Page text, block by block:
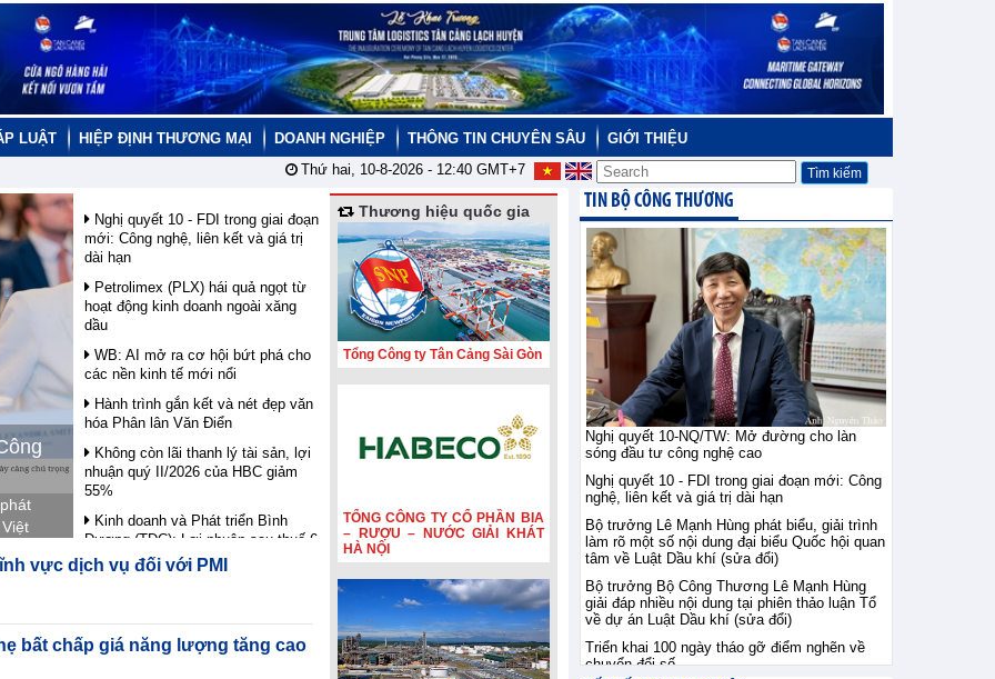
LUẬT HIỆP ĐỊNH THƯƠNG MẠI DOANH NGHIỆP THÔNG TIN CHUYÊN SÂU GIỚI THIỆU
Thứ hai, 10-8-2026 - 12:40GMT+7
tăng
Nghị quyết 10 - FDI trong giai đoạn
mới: Công nghệ, liên kết và giá trị
dài hạn
Petrolimex (PLX) hái quả ngọt từ
hoạt động kinh doanh ngoài xăng
dầu
WB: AI mở ra cơ hội bứt phá cho
các nền kinh tế mới nổi
Hành trình gắn kết và nét đẹp văn
hóa Phân lân Văn Điển
Không còn lãi thanh lý tài sản, lợi
nhuận quý II/2026 của HBC giảm
55%
Kinh doanh và Phát triển Bình
Dương (TDC): Lợi nhuận sau thuế 6
tháng giảm 82,9%, dòng tiền âm
thêm 126,9 tỷ đồng
Việt tại thị trường Israel
Coteccons (CTD) lãi 788 tỷ đồng
vực dịch vụ đối với PMI
bất chấp giá năng lượng tăng cao
Thương hiệu quốc gia
Tổng Công ty Tân Cảng Sài Gòn
TỔNG CÔNG TY CỔ PHẦN BIA
– RƯỢU – NƯỚC GIẢI KHÁT
HÀ NỘI
TIN BỘ CÔNG THƯƠNG
Nghị quyết 10-NQ/TW: Mở đường cho làn
sóng đầu tư công nghệ cao
Nghị quyết 10 - FDI trong giai đoạn mới: Công
nghệ, liên kết và giá trị dài hạn
Bộ trưởng Lê Mạnh Hùng phát biểu, giải trình
làm rõ một số nội dung đại biểu Quốc hội quan
tâm về Luật Dầu khí (sửa đổi)
Bộ trưởng Bộ Công Thương Lê Mạnh Hùng
giải đáp nhiều nội dung tại phiên thảo luận Tổ
về dự án Luật Dầu khí (sửa đổi)
Triển khai 100 ngày tháo gỡ điểm nghẽn về
chuyển đổi số